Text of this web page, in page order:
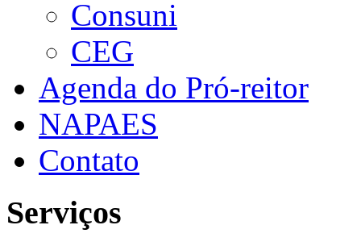
Consuni
CEG
Agenda do Pró-reitor
NAPAES
Contato
Serviços